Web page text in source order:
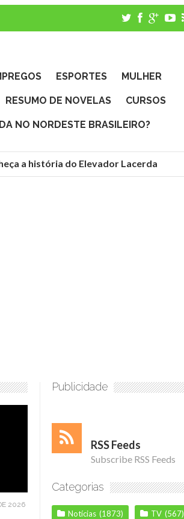
ESPORTES MULHER
RESUMO DE NOVELAS CURSOS
NO NORDESTE BRASILEIRO?
a história do Elevador Lacerda
2026
Publicidade
RSS Feeds
Subscribe RSS Feeds
Categorias
Notícias (1873) TV (567)